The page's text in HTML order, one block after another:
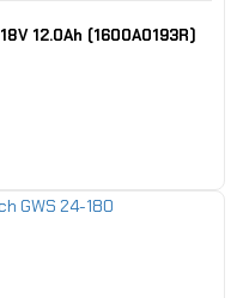
12.0Ah (1600A0193R)